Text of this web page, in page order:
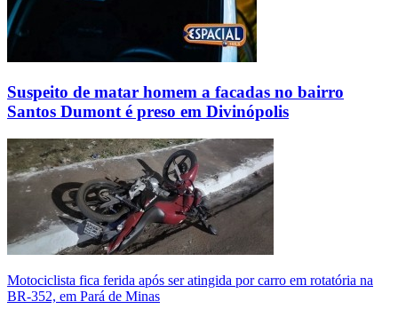
Suspeito de matar homem a facadas no bairro
Santos Dumont é preso em Divinópolis
Motociclista fica ferida após ser atingida por carro em rotatória na
BR-352, em Pará de Minas